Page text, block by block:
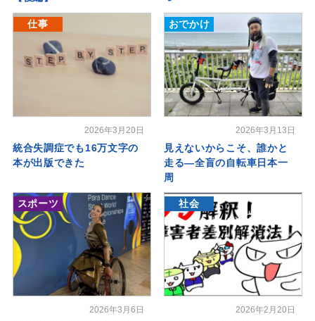
仕事
2026年3月20日
統合失調症でも16万文字の
本が出版できた
おでかけ
2026年3月13日
見えないからこそ、誰かと
走る―全盲の自転車日本一
周
スポーツ
2026年3月6日
社会
2026年2月20日